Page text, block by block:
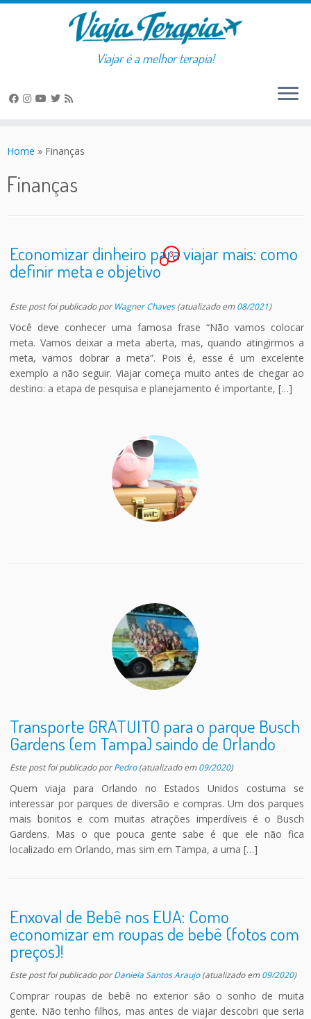
to
Viajar é a melhor terapia!
Home » Finanças
Finanças
Economizar dinheiro para viajar mais: como
definir meta e objetivo
3
Este post foi publicadopor Wagner Chaves(atualizado em08/2021)
Você deve conhecer uma famosa frase “Não vamos colocar
meta. Vamos deixar a meta aberta, mas, quando atingirmos a
meta, vamos dobrar a meta”. Pois é, esse é um excelente
exemplo a não seguir. Viajar começa muito antes de chegar ao
destino: a etapa de pesquisa e planejamento é importante, […]
Transporte GRATUITO para o parque Busch
Gardens (em Tampa) saindo de Orlando
Este post foi publicadoporPedro(atualizado em09/2020)
Quem viaja para Orlando no Estados Unidos costuma se
interessar por parques de diversão e compras. Um dos parques
mais bonitos e com muitas atrações imperdíveis é o Busch
Gardens. Mas o que pouca gente sabe é que ele não fica
localizado em Orlando, mas sim em Tampa, a uma […]
Enxoval de Bebê nos EUA: Como
economizar em roupas de bebê (fotos com
preços)!
Este post foi publicadoporDaniela Santos Araujo(atualizado em09/2020)
Comprar roupas de bebê no exterior são o sonho de muita
gente. Não tenho filhos, mas antes de viajar descobri que seria